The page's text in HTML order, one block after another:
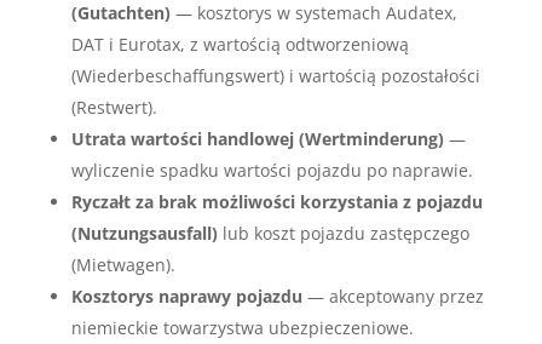
(Gutachten) — kosztorys w systemach Audatex,
DAT i Eurotax, z wartością odtworzeniową
(Wiederbeschaffungswert) i wartością pozostałości
(Restwert).
Utrata wartości handlowej (Wertminderung) —
wyliczenie spadku wartości pojazdu po naprawie.
Ryczałt za brak możliwości korzystania z pojazdu
(Nutzungsausfall) lub koszt pojazdu zastępczego
(Mietwagen).
Kosztorys naprawy pojazdu — akceptowany przez
niemieckie towarzystwa ubezpieczeniowe.